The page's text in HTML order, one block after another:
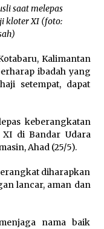
saat melepas
kloter XI (foto:
Kalimantan
ibadah yang
setempat, dapat
keberangkatan
di Bandar Udara
Ahad (25/5).
diharapkan
lancar, aman dan
nama baik